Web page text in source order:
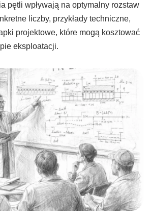
pętli wpływają na optymalny rozstaw
liczby, przykłady techniczne,
projektowe, które mogą kosztować
eksploatacji.